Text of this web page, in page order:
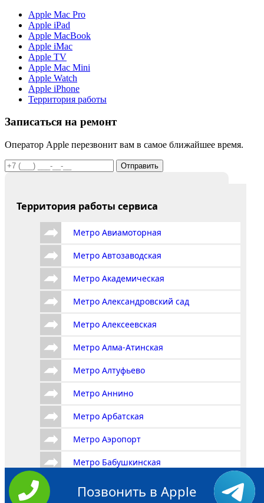
Apple Mac Pro
Apple iPad
Apple MacBook
Apple iMac
Apple TV
Apple Mac Mini
Apple Watch
Apple iPhone
Территория работы
Записаться на ремонт
Оператор Apple перезвонит вам в самое ближайшее время.
Отправить
Территория работы сервиса
Метро Авиамоторная
Метро Автозаводская
Метро Академическая
Метро Александровский сад
Метро Алексеевская
Метро Алма-Атинская
Метро Алтуфьево
Метро Аннино
Метро Арбатская
Метро Аэропорт
Метро Бабушкинская
Метро Багратионовская
Позвонить в Apple